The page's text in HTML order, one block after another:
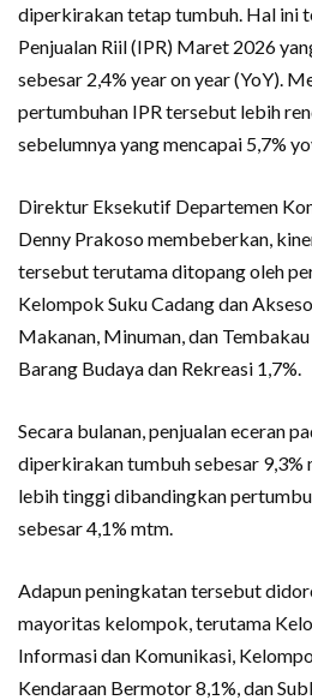
diperkirakan tetap tumbuh. Hal ini
Penjualan Riil (IPR) Maret 2026
sebesar 2,4% year on year (YoY).
pertumbuhan IPR tersebut lebih
sebelumnya yang mencapai 5,7%
Direktur Eksekutif Departemen
Denny Prakoso membeberkan,
tersebut terutama ditopang oleh
Kelompok Suku Cadang dan
Makanan, Minuman, dan
Barang Budaya dan Rekreasi 1,7%.
Secara bulanan, penjualan eceran
diperkirakan tumbuh sebesar 9,3%
lebih tinggi dibandingkan
sebesar 4,1% mtm.
Adapun peningkatan tersebut
mayoritas kelompok, terutama
Informasi dan Komunikasi,
Kendaraan Bermotor 8,1%, dan